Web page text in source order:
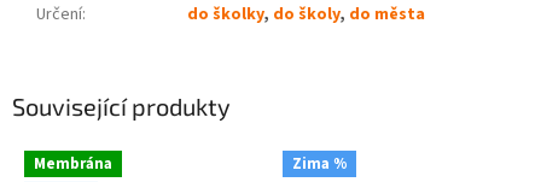
Související produkty
Membrána
Zima %
Určení: do školky, do školy, do města